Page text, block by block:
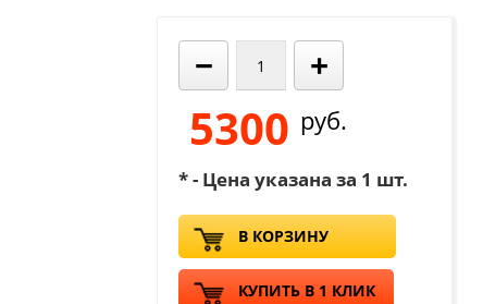
− +
5300 руб.
* - Цена указана за 1 шт.
В КОРЗИНУ
КУПИТЬ В 1 КЛИК